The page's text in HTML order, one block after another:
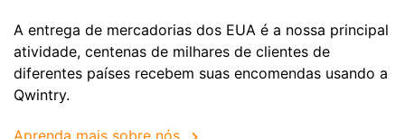
A entrega de mercadorias dos EUA é a nossa principal
atividade, centenas de milhares de clientes de
diferentes países recebem suas encomendas usando a
Qwintry.
Aprenda mais sobre nós